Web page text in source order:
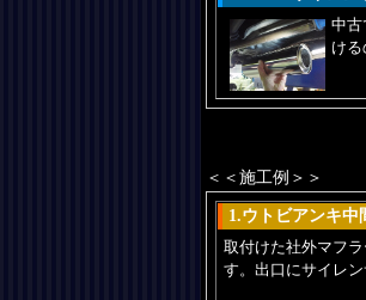
中古
け
＜＜施工例＞＞
1.ウトビアンキ中
取付けた社外マフ
す。出口にサイレ